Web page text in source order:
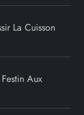
La Cuisson
Aux